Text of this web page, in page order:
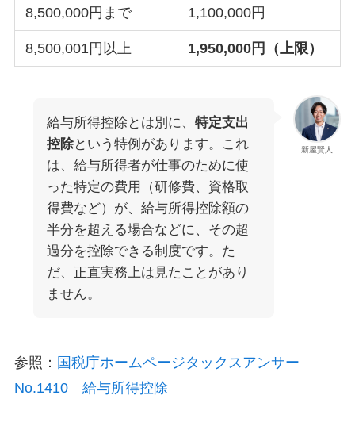
8,500,000円まで
1,100,000円
8,500,001円以上 1,950,000円（上限）
新屋賢人
給与所得控除とは別に、 特定支出
控除という特例があります。これ
は、給与所得者が仕事のために使
った特定の費用（研修費、資格取
得費など）が、給与所得控除額の
半分を超える場合などに、その超
過分を控除できる制度です。た
だ、正直実務上は見たことがあり
ません。
参照： 国税庁ホームページタックスアンサー
No.1410 給与所得控除